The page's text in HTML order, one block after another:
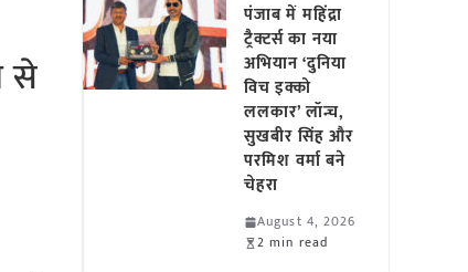
से
पंजाब में महिंद्रा
ट्रैक्टर्स का नया
अभियान ‘दुनिया
विच इक्को
ललकार’ लॉन्च,
सुखबीर सिंह और
परमिश वर्मा बने
चेहरा
August 4, 2026
2 min read